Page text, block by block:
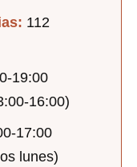
112
19:00
16:00)
17:00
lunes)